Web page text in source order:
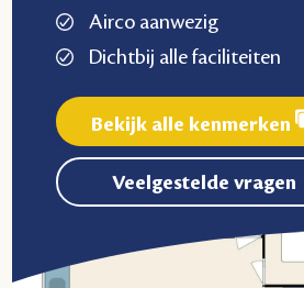
Airco aanwezig
Dichtbij alle faciliteiten
Bekijk alle kenmerken
Veelgestelde vragen